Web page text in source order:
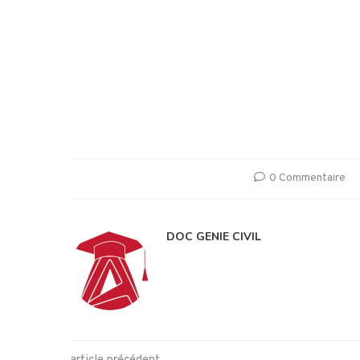
0 Commentaire
DOC GENIE CIVIL